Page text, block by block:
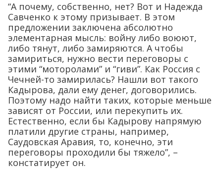
“А почему, собственно, нет? Вот и Надежда
Савченко к этому призывает. В этом
предложении заключена абсолютно
элементарная мысль: войну либо воюют,
либо тянут, либо замиряются. А чтобы
замириться, нужно вести переговоры с
этими “моторолами” и “гиви”. Как Россия с
Чечней-то замирилась? Нашли вот такого
Кадырова, дали ему денег, договорились.
Поэтому надо найти таких, которые меньше
зависят от России, или перекупить их.
Естественно, если бы Кадырову напрямую
платили другие страны, например,
Саудовская Аравия, то, конечно, эти
переговоры проходили бы тяжело”, –
констатирует он.